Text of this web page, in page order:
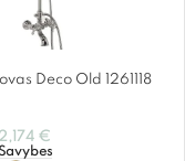
Deco Old 1261118
2,174 €